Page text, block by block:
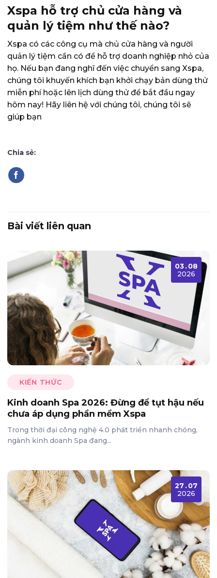
Xspa hỗ trợ chủ cửa hàng và
quản lý tiệm như thế nào?
Xspa có các công cụ mà chủ cửa hàng và người
quản lý tiệm cần có để hỗ trợ doanh nghiệp nhỏ của
họ. Nếu bạn đang nghĩ đến việc chuyển sang Xspa,
chúng tôi khuyến khích bạn khởi chạy bản dùng thử
miễn phíhoặc lên lịch dùng thử để bắt đầu ngay
hôm nay! Hãy liên hệ với chúng tôi, chúng tôi sẽ
giúp bạn
Chia sẻ:
Bài viết liên quan
KIẾN THỨC
Kinh doanh Spa 2026: Đừng để tụt hậu nếu
chưa áp dụng phần mềm Xspa
Trong thời đại công nghệ 4.0 phát triển nhanh chóng,
ngành kinh doanh Spa đang...
03.08
2026
27 .07
2026